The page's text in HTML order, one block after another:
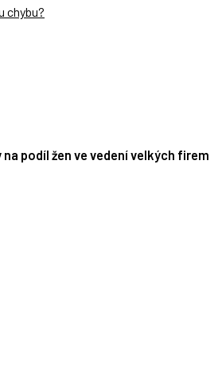
chybu?
podíl žen ve vedení velkých firem